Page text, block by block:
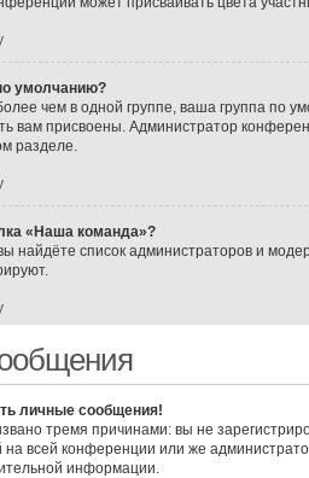
умолчанию?
чем в одной группе, ваша группа по
вам присвоены. Администратор
разделе.
«Наша команда»?
найдёте список администраторов и
личные сообщения!
тремя причинами: вы не
всей конференции или же
информации.